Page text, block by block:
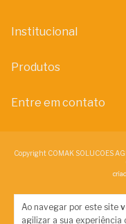
Ao navegar por este site
agilizar a sua experiência
Institucional
Produtos
Entre em contato
Copyright COMAK SOLUCOES